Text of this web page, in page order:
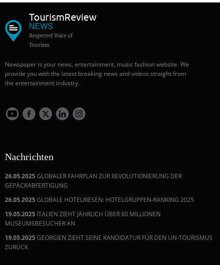
TourismReview
NEWS
Respected Voice of
Tourism
Newspaper is your news, entertainment, music fashion website. We
provide you with the latest breaking news and videos straight from
the entertainment industry.
Nachrichten
26.05.2025GLOBALER FAHRPLAN ZUR REVOLUTIONIERUNG DER
GEPÄCKABFERTIGUNG
26.05.2025GLOBALE HOTELRIESEN: HOTELGRUPPEN-RANKING 2025
19.05.2025 ITALIEN ZIEHT JÄHRLICH ÜBER 60 MILLIONEN
MUSEUMSBESUCHER AN
19.05.2025GEORGIEN ZIEHT SEINE KANDIDATUR FÜR DEN UN-TOURISMUS
ZURÜCK